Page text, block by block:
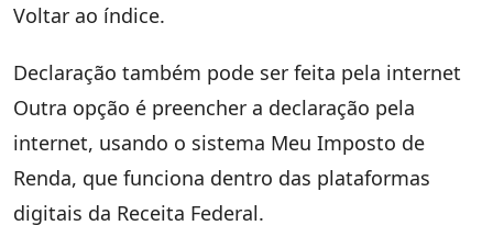
Voltar ao índice.
Declaração também pode ser feita pela internet
Outra opção é preencher a declaração pela
internet, usando o sistema Meu Imposto de
Renda, que funciona dentro das plataformas
digitais da Receita Federal.